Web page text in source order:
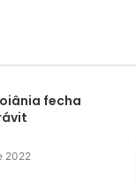
fecha
2022